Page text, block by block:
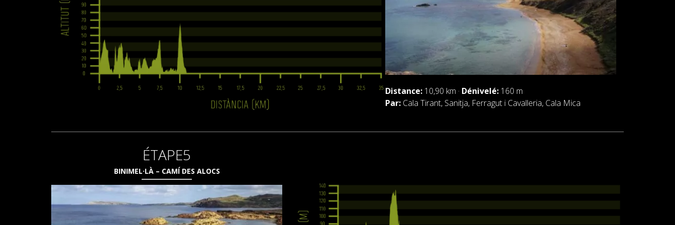
Distance: 10,90 km · Dénivelé: 160 m
Par: Cala Tirant, Sanitja, Ferragut i Cavalleria, Cala Mica
ÉTAPE5
BINIMEL·LÀ – CAMÍ DES ALOCS